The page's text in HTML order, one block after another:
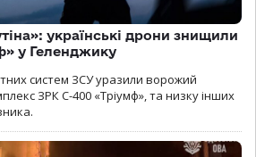
українські дрони знищили
у Геленджику
систем ЗСУ уразили ворожий
ЗРК С-400 «Тріумф», та низку інших